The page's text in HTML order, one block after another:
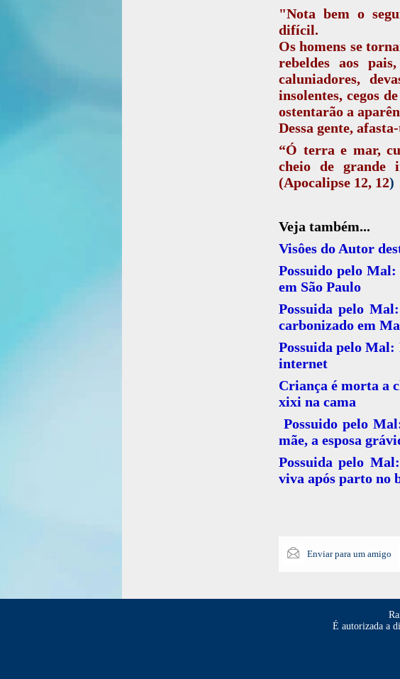
"Nota bem o
difícil.
Os homens se
rebeldes aos
caluniadores,
insolentes, cegos
ostentarão a
Dessa gente,
“Ó terra e mar,
cheio de grande
(Apocalipse 12, 12)
Veja também...
Visôes do Autor
Possuido pelo
em São Paulo
Possuida pelo
carbonizado em
Possuida pelo Mal:
internet
Criança é morta a
xixi na cama
Possuido pelo
mãe, a esposa
Possuida pelo
viva após parto no
Enviar para um amigo
É autorizada a